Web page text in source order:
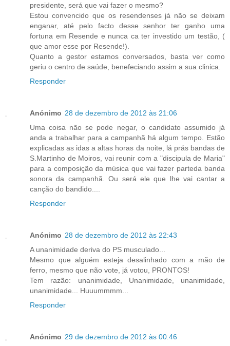
presidente, será que vai fazer o mesmo?
Estou convencido que os resendenses já não se deixam
enganar, até pelo facto desse senhor ter ganho uma
fortuna em Resende e nunca ca ter investido um testão, (
que amor esse por Resende!).
Quanto a gestor estamos conversados, basta ver como
geriu o centro de saúde, benefeciando assim a sua clinica.
Responder
Anónimo 28 de dezembro de 2012 às 21:06
Uma coisa não se pode negar, o candidato assumido já
anda a trabalhar para a campanhã há algum tempo. Estão
explicadas as idas a altas horas da noite, lá prás bandas de
S.Martinho de Moiros, vai reunir com a "discipula de Maria"
para a composição da música que vai fazer parteda banda
sonora da campanhã. Ou será ele que lhe vai cantar a
canção do bandido....
Responder
Anónimo 28 de dezembro de 2012 às 22:43
A unanimidade deriva do PS musculado...
Mesmo que alguém esteja desalinhado com a mão de
ferro, mesmo que não vote, já votou, PRONTOS!
Tem razão: unanimidade, Unanimidade, unanimidade,
unanimidade... Huuummmm...
Responder
Anónimo 29 de dezembro de 2012 às 00:46